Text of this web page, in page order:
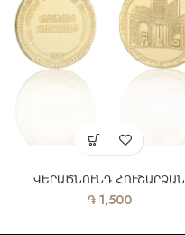
ՎԵՐԱԾՆՈՒՆԴ ՀՈՒՇԱՐՁԱՆ
֏1,500